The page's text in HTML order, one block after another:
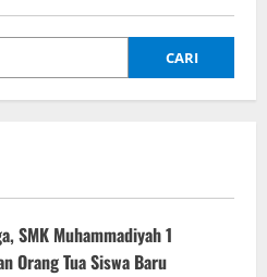
CARI
SMK Muhammadiyah 1
Orang Tua Siswa Baru